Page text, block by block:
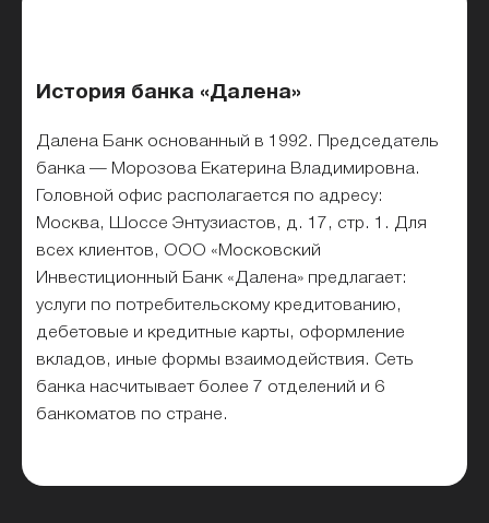
История банка «Далена»
Далена Банк основанный в 1992. Председатель
банка — Морозова Екатерина Владимировна.
Головной офис располагается по адресу:
Москва, Шоссе Энтузиастов, д. 17, стр. 1. Для
всех клиентов, ООО «Московский
Инвестиционный Банк «Далена» предлагает:
услуги по потребительскому кредитованию,
дебетовые и кредитные карты, оформление
вкладов, иные формы взаимодействия. Сеть
банка насчитывает более 7 отделений и 6
банкоматов по стране.